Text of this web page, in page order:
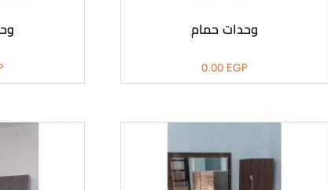
وحدات حمام
0.00 EGP